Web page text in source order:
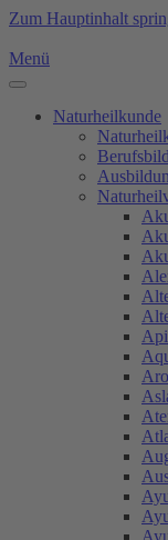
Zum Hauptinhalt
Menü
Naturheilkunde